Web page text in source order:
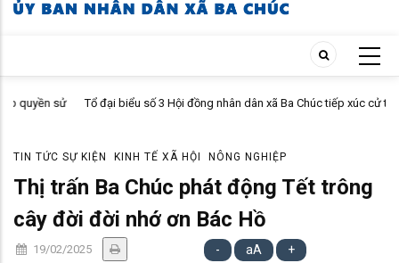
Tổ đại biểu số 3 Hội đồng nhân dân xã Ba Chúc tiếp xúc cử tri sau kỳ
TIN TỨC SỰ KIỆN KINH TẾ XÃ HỘI NÔNG NGHIỆP
Thị trấn Ba Chúc phát động Tết trông
cây đời đời nhớ ơn Bác Hồ
19/02/2025 - aA +